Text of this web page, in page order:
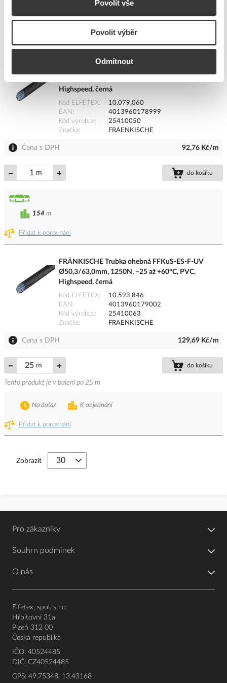
Povolit vše
Povolit výběr
Odmítnout
266 m
Highspeed, černá
Kód ELFETEX
10.079.060
EAN
4013960178999
Kód výrobce
25410050
Značka
FRAENKISCHE
Cena s DPH 92,76 Kč/m
m do košíku
Přidat k porovnání
154 m
FRÄNKISCHE Trubka ohebná FFKuS-ES-F-UV
Ø50,3/63,0mm, 1250N, –25 až +60°C, PVC,
Highspeed, černá
Kód ELFETEX
10.593.846
EAN
4013960179002
Kód výrobce
25410063
Značka
FRAENKISCHE
Cena s DPH 129,69 Kč/m
m do košíku
Tento produkt je v balení po 25 m
Přidat k porovnání
K objednání
Na dotaz
Zobrazit
Pro zákazníky
Souhrn podmínek
O nás
Elfetex, spol. s r.o.
Hřbitovní 31a
Plzeň 312 00
Česká republika
IČO: 40524485
DIČ: CZ40524485
GPS: 49.75348, 13.43168